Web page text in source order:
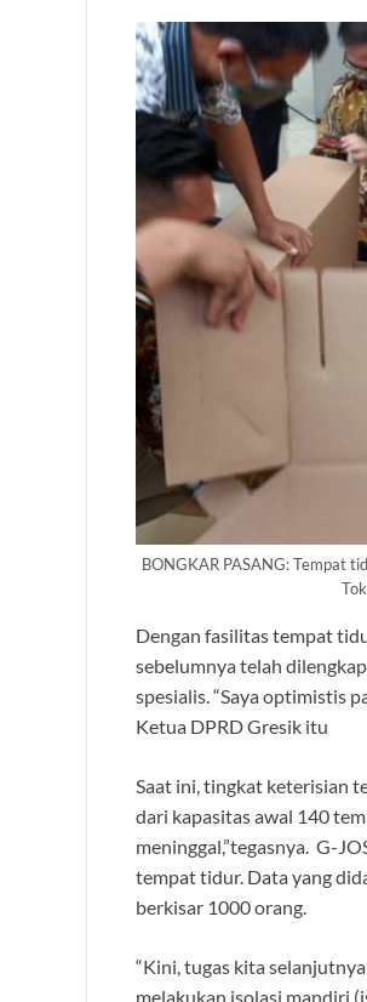
BONGKAR PASANG: Tempat
Dengan fasilitas tempat
sebelumnya telah
spesialis. “Saya optimistis
Ketua DPRD Gresik itu
Saat ini, tingkat keterisian
dari kapasitas awal 140
meninggal,”tegasnya. G-
tempat tidur. Data yang
berkisar 1000 orang.
“Kini, tugas kita
melakukan isolasi mandiri